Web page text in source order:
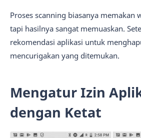
Proses scanning biasanya memakan
tapi hasilnya sangat memuaskan.
rekomendasi aplikasi untuk
mencurigakan yang ditemukan.
Mengatur Izin
dengan Ketat